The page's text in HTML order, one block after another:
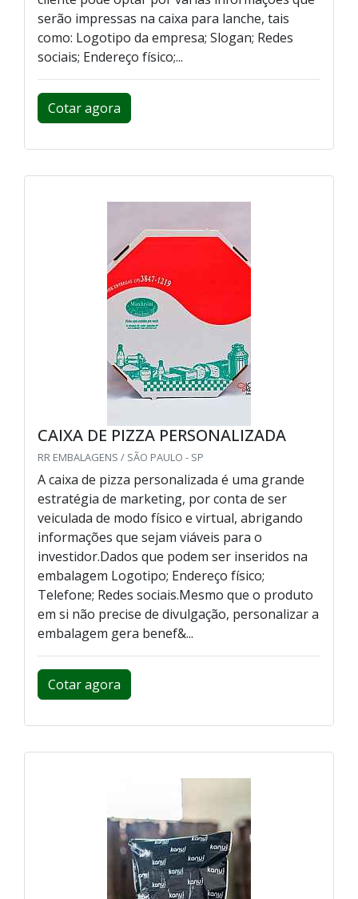
serão impressas na caixa para lanche, tais
como: Logotipo da empresa; Slogan; Redes
sociais; Endereço físico;...
Cotar agora
CAIXA DE PIZZA PERSONALIZADA
RR EMBALAGENS / SÃO PAULO - SP
A caixa de pizza personalizada é uma grande
estratégia de marketing, por conta de ser
veiculada de modo físico e virtual, abrigando
informações que sejam viáveis para o
investidor.Dados que podem ser inseridos na
embalagem Logotipo; Endereço físico;
Telefone; Redes sociais.Mesmo que o produto
em si não precise de divulgação, personalizar a
embalagem gera benef&...
Cotar agora